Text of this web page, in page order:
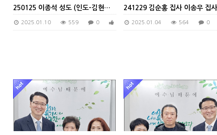
250125 이종석 성도 (인도-김현숙 집사)
2025.01.10 559 0 2025.01.04 564 0